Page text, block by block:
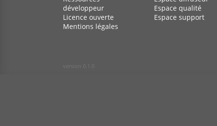
développeur
Licence ouverte
Mentions légales
Espace qualité
Espace support
version 0.1.0